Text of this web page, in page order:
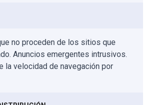
no proceden de los sitios que
Anuncios emergentes intrusivos.
la velocidad de navegación por